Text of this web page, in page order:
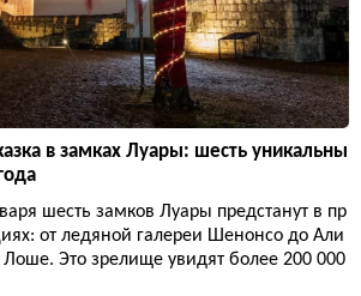
в замках Луары: шесть уникальны
шесть замков Луары предстанут в пр
от ледяной галереи Шенонсо до Али
Лоше. Это зрелище увидят более 200 000